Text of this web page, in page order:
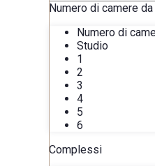
Numero di camere
Numero di
Studio
1
2
3
4
5
6
Complessi